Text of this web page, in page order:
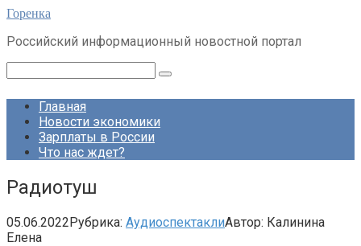
Перейти
контенту
Горенка
Российский информационный новостной портал
Главная
Новости экономики
Зарплаты в России
Что нас ждет?
Радиотуш
05.06.2022Рубрика: АудиоспектаклиАвтор: Калинина
Елена